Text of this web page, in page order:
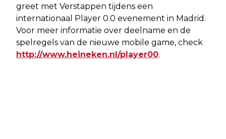
greet met Verstappen tijdens een
internationaal Player 0.0 evenement in Madrid.
Voor meer informatie over deelname en de
spelregels van de nieuwe mobile game, check
http://www.heineken.nl/player00.